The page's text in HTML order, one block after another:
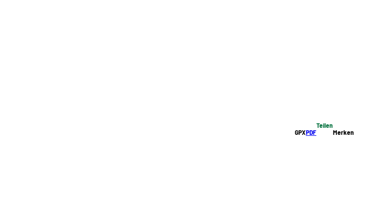
GPXPDF
Teilen
Merken